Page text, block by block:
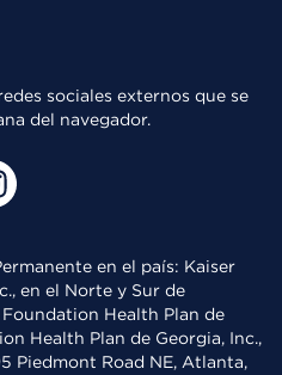
sociales externos que se
del navegador.
en el país: Kaiser
en el Norte y Sur de
Health Plan de
Health Plan de Georgia, Inc.,
Piedmont Road NE, Atlanta,